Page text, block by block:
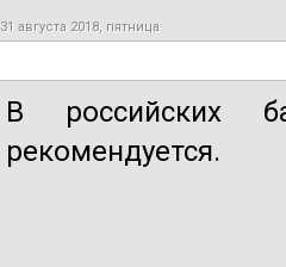
31 августа 2018, пятница
В российских
рекомендуется.